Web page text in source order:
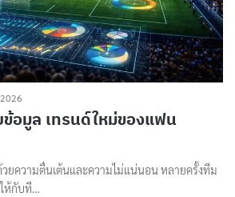
ข้อมูล เทรนด์ใหม่ของแฟน
ยความตื่นเต้นและความไม่แน่นอน หลายครั้งทีม
ห้กับที…